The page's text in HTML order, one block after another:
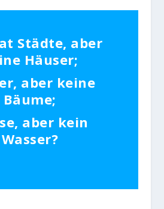
Städte, aber
Häuser;
aber keine
Bäume;
aber kein
Wasser?